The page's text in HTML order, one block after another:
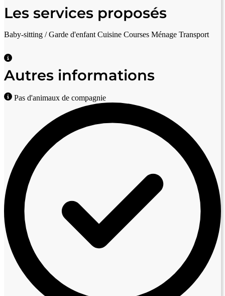
Les services proposés
Baby-sitting / Garde d'enfant Cuisine Courses Ménage Transport
Autres informations
Pas d'animaux de compagnie